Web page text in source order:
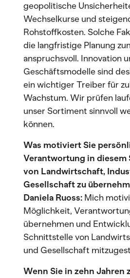
geopolitische
Wechselkurse und
Rohstoffkosten. Solche
die langfristige Planung
anspruchsvoll. Innovation
Geschäftsmodelle sind
ein wichtiger Treiber für
Wachstum. Wir prüfen
unser Sortiment sinnvoll
können.
Was motiviert Sie
Verantwortung in diesem
von Landwirtschaft,
Gesellschaft zu
Daniela Ruoss: Mich
Möglichkeit,
übernehmen und
Schnittstelle von
und Gesellschaft
Wenn Sie in zehn Jahren